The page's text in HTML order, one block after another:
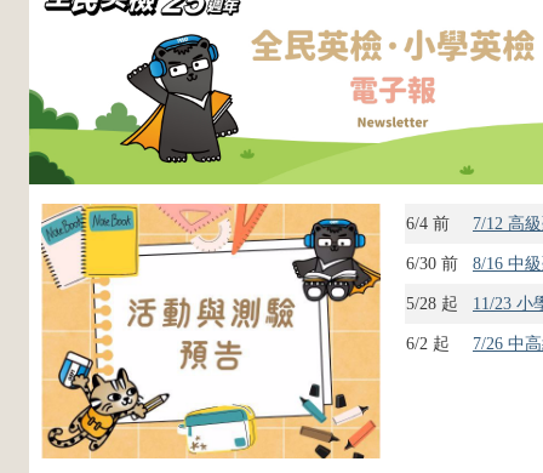
6/4 前 7/12 高
6/30 前 8/16 中
5/28 起 11/23
6/2 起 7/26 中